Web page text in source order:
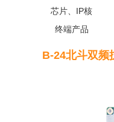
芯片、IP核
终端产品
B-24北斗双频